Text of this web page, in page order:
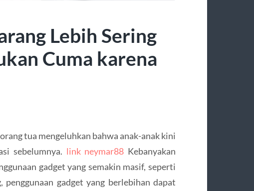
Lebih Sering
Cuma karena
tua mengeluhkan bahwa anak-anak kini
sebelumnya. link neymar88 Kebanyakan
gadget yang semakin masif, seperti
gadget yang berlebihan dapat